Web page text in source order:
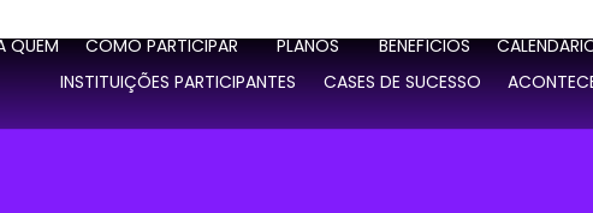
QUEM COMO PARTICIPAR PLANOS BENEFÍCIOS
INSTITUIÇÕES PARTICIPANTES CASES DE SUCESSO